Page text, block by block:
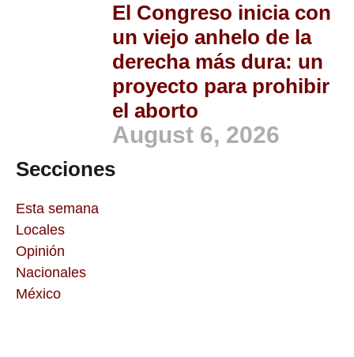
El Congreso inicia con
un viejo anhelo de la
derecha más dura: un
proyecto para prohibir
el aborto
August 6, 2026
Secciones
Esta semana
Locales
Opinión
Nacionales
México